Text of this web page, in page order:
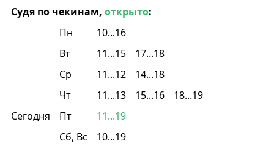
Судя по чекинам, открыто:
Пн
10...16
Вт
11...15
17...18
Ср
11...12
14...18
Чт
11...13 15...16
18...19
Сегодня
Пт
11...19
Сб, Вс
10...19